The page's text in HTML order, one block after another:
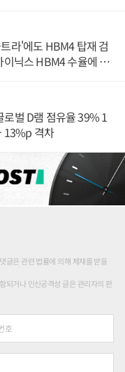
라'에도 HBM4 탑재 검
이닉스 HBM4 수율에 주
로벌 D램 점유율 39% 1
13%p 격차
글은 관련 법률에 의해 제재를 받을
되거나 인신공격성 글은 관리자의 판